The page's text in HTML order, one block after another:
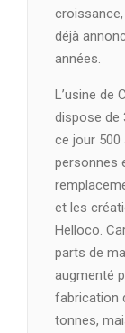
déjà
années.
L’usine de
dispose de
ce jour 500
personnes
et les
Helloco.
parts de
augmenté
fabrication
tonnes,